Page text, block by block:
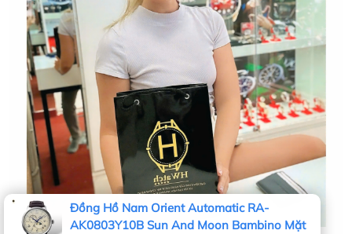
HWATCH Chuyên Nhập khẩu Và Phân Phối Các Loại
Đồng Hồ Chính Hãng
Hwatch Chuyên Nhập khẩu Và Phân Phối Các Loại
Đồng Hồ Chính Hãng
Đồng Hồ Nam Orient Automatic RA-
AK0803Y10B Sun And Moon Bambino Mặt